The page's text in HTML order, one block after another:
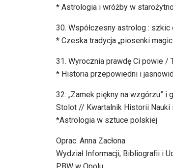
* Astrologia i wróżby w
30. Współczesny astrolog :
* Czeska tradycja „piosenki
31. Wyrocznia prawdę Ci powie
* Historia przepowiedni i
32. „Zamek piękny na wzgórzu”
Stolot // Kwartalnik Historii Nauki
*Astrologia w sztuce polskiej
Oprac. Anna Zacłona
Wydział Informacji, Bibliografii i